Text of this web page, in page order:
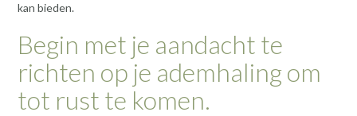
kan bieden.
Begin met je aandacht te
richten op je ademhaling om
tot rust te komen.